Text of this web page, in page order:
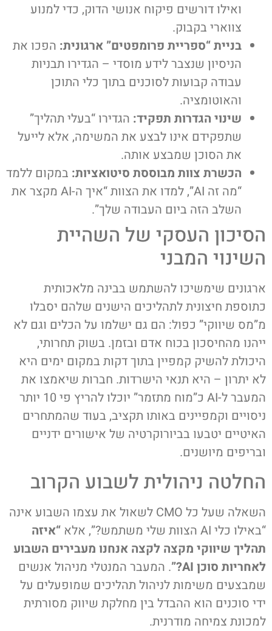
ואילו דורשים פיקוח אנושי הדוק, כדי למנוע
צווארי בקבוק.
בניית “ספריית פרומפטים” ארגונית: הפכו את
הניסיון שנצבר לידע מוסדי – הגדירו תבניות
עבודה קבועות לסוכנים בתוך כלי התוכן
והאוטומציה.
שינוי הגדרות תפקיד: הגדירו “בעלי תהליך”
שתפקידם אינו לבצע את המשימה, אלא לייעל
את הסוכן שמבצע אותה.
הכשרת צוות מבוססת סיטואציות: במקום ללמד
“מה זה AI”, למדו את הצוות “איך ה-AI מקצר את
השלב הזה ביום העבודה שלך”.
הסיכון העסקי של השהיית
השינוי המבני
ארגונים שימשיכו להשתמש בבינה מלאכותית
כתוספת חיצונית לתהליכים הישנים שלהם יסבלו
מ”מס שיווקי” כפול: הם גם ישלמו על הכלים וגם לא
ייהנו מהחיסכון בכוח אדם ובזמן. בשוק תחרותי,
היכולת להשיק קמפיין בתוך דקות במקום ימים היא
לא יתרון – היא תנאי הישרדות. חברות שיאמצו את
המעבר ל-AI כ”מוח מתזמר” יוכלו להריץ פי 10 יותר
ניסויים וקמפיינים באותו תקציב, בעוד שהמתחרים
האיטיים יטבעו בביורוקרטיה של אישורים ידניים
ובריפים מיושנים.
החלטה ניהולית לשבוע הקרוב
השאלה שעל כל CMO לשאול את עצמו השבוע אינה
“באילו כלי AI הצוות שלי משתמש?”, אלא
“איזה
תהליך שיווקי מקצה לקצה אנחנו מעבירים השבוע
לאחריות סוכן AI?”
. המעבר המנטלי מניהול אנשים
שמבצעים משימות לניהול תהליכים שמופעלים על
ידי סוכנים הוא ההבדל בין מחלקת שיווק מסורתית
למכונת צמיחה מודרנית.